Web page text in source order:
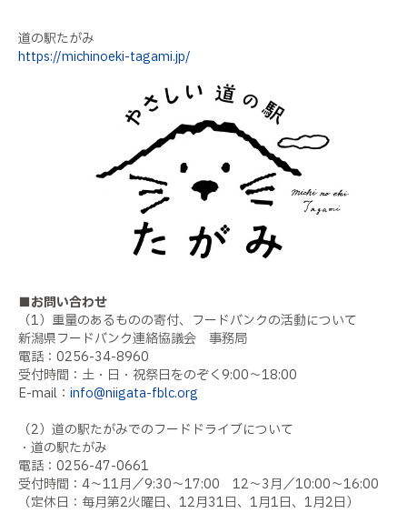
道の駅たがみ
https://michinoeki-tagami.jp/
■お問い合わせ
（1）重量のあるものの寄付、フードバンクの活動について
新潟県フードバンク連絡協議会 事務局
電話：0256-34-8960
受付時間：土・日・祝祭日をのぞく9:00～18:00
E-mail： info@niigata-fblc.org
（2）道の駅たがみでのフードドライブについて
・道の駅たがみ
電話：0256-47-0661
受付時間：4～11月／9:30～17:00 12～3月／10:00～16:00
（定休日：毎月第2火曜日、12月31日、1月1日、1月2日）